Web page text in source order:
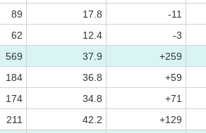
89 17.8 -11
62 12.4 -3
569 37.9 +259
184 36.8 +59
174 34.8 +71
211 42.2 +129